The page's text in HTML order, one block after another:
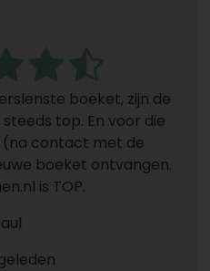
boeket, zijn de
top. En voor die
contact met de
boeket ontvangen.
is TOP.